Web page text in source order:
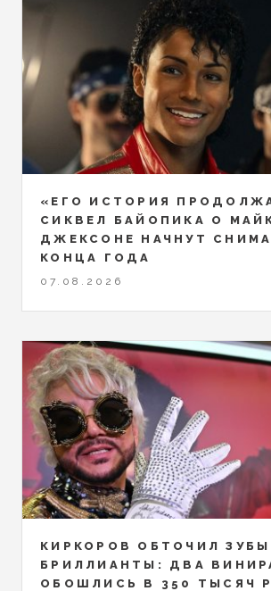
«ЕГО ИСТОРИЯ
СИКВЕЛ БАЙОПИКА О
ДЖЕКСОНЕ НАЧНУТ
КОНЦА ГОДА
07.08.2026
КИРКОРОВ ОБТОЧИЛ
БРИЛЛИАНТЫ: ДВА
ОБОШЛИСЬ В 350 ТЫСЯЧ